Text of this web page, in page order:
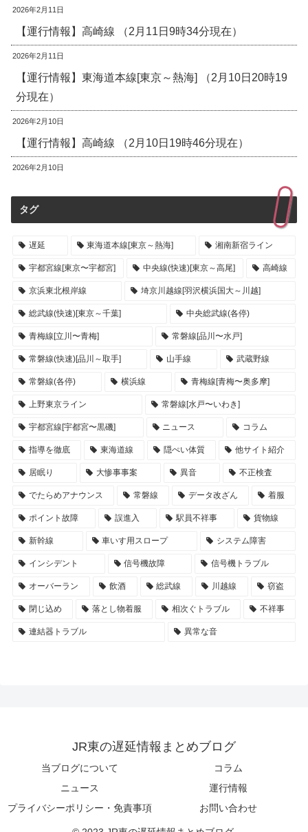
2026年2月11日
【運行情報】高崎線 （2月11日9時34分現在）
2026年2月11日
【運行情報】東海道本線[東京～熱海] （2月10日20時19
分現在）
2026年2月10日
【運行情報】高崎線 （2月10日19時46分現在）
2026年2月10日
タグ
遅延 東海道本線[東京～熱海] 湘南新宿ライン
宇都宮線[東京〜宇都宮] 中央線(快速)[東京～高尾] 高崎線
京浜東北根岸線 埼京川越線[羽沢横浜国大～川越]
総武線(快速)[東京～千葉] 中央総武線(各停)
青梅線[立川〜青梅] 常磐線[品川〜水戸]
常磐線(快速)[品川～取手] 山手線 武蔵野線
常磐線(各停) 横浜線 青梅線[青梅〜奥多摩]
上野東京ライン 常磐線[水戸〜いわき]
宇都宮線[宇都宮〜黒磯] ニュース コラム
指導を徹底 東海道線 隠ぺい体質 他サイト紹介
居眠り 大惨事事案 異音 不正検査
でたらめアナウンス 常磐線 データ改ざん 着服
ポイント故障 誤進入 駅員不祥事 貨物線
新幹線 車いす用スロープ システム障害
インシデント 信号機故障 信号機トラブル
オーバーラン 飲酒 総武線 川越線 窃盗
閉じ込め 落とし物着服 相次ぐトラブル 不祥事
連結器トラブル 異常な音
JR東の遅延情報まとめブログ
当ブログについて
コラム
ニュース
運行情報
プライバシーポリシー・免責事項
お問い合わせ